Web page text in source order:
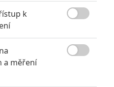
Představitelka okaté
k
a měření